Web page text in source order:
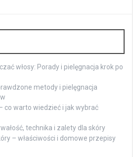
włosy: Porady i pielęgnacja krok po
metody i pielęgnacja
co warto wiedzieć i jak wybrać
technika i zalety dla skóry
– właściwości i domowe przepisy